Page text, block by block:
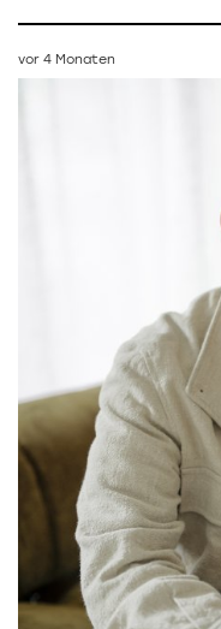
vor 4 Monaten